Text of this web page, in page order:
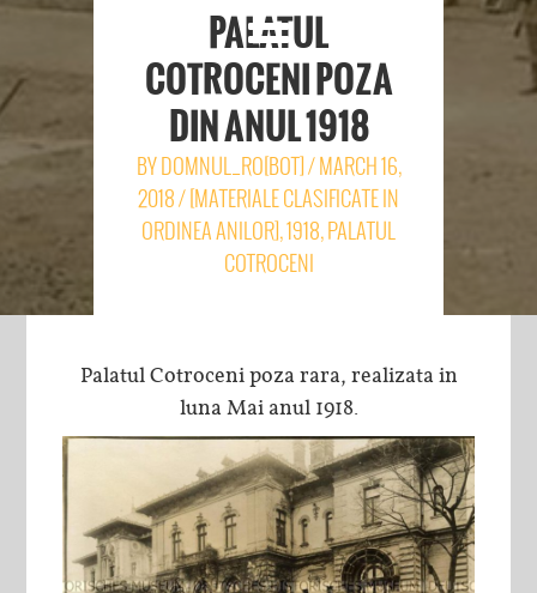
PALATUL
COTROCENI POZA
DIN ANUL 1918
BYDOMNUL_RO[BOT]/MARCH 16,
2018/[MATERIALE CLASIFICATE IN
ORDINEA ANILOR],1918,PALATUL
COTROCENI
Palatul Cotroceni poza rara, realizata in
luna Mai anul 1918.